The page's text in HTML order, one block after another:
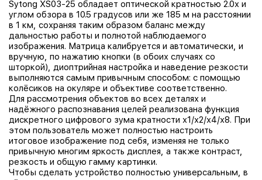
Sytong XS03-25 обладает оптической кратностью 2.0x и
углом обзора в 10.5 градусов или же 185 м на расстоянии
в 1 км, сохраняя таким образом баланс между
дальностью работы и полнотой наблюдаемого
изображения. Матрица калибруется и автоматически, и
вручную, по нажатию кнопки (в обоих случаях со
шторкой), диоптрийная настройка и наведение резкости
выполняются самым привычным способом: с помощью
колёсиков на окуляре и объективе соответственно.
Для рассмотрения объектов во всех деталях и
надёжного распознавания целей реализована функция
дискретного цифрового зума кратности х1/х2/х4/х8. При
этом пользователь может полностью настроить
итоговое изображение под себя, изменяя не только
привычную многим яркость дисплея, а также контраст,
резкость и общую гамму картинки.
Чтобы сделать устройство полностью универсальным, в